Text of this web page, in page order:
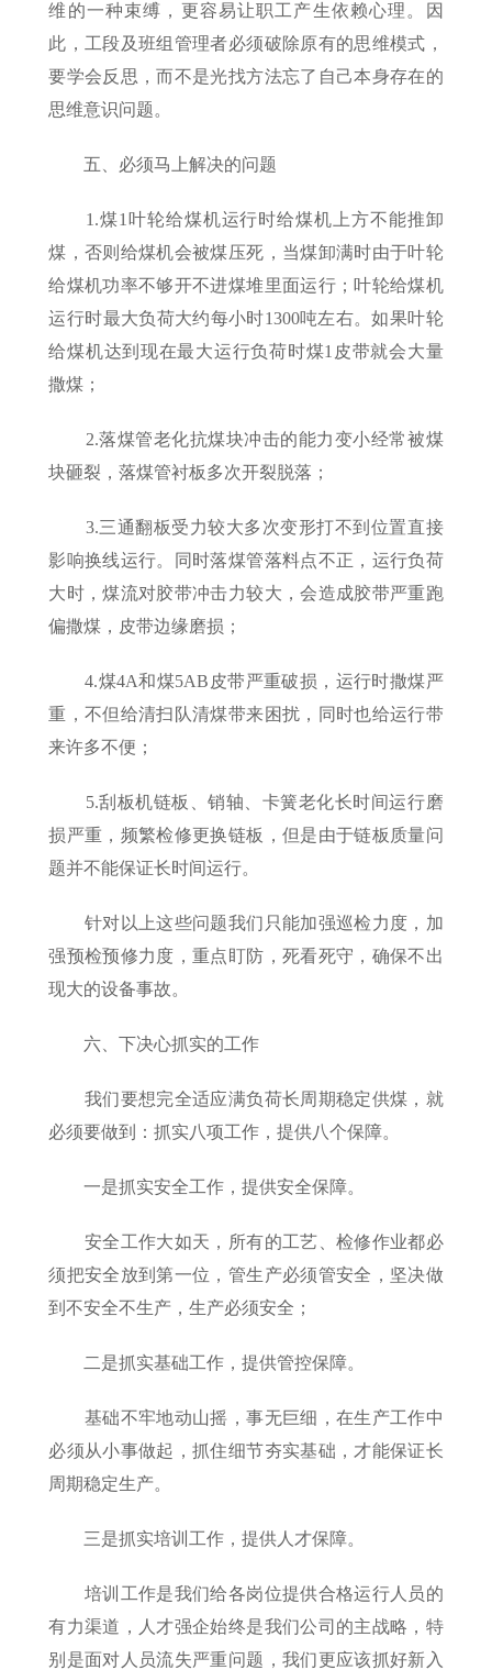
维的一种束缚，更容易让职工产生依赖心理。因
此，工段及班组管理者必须破除原有的思维模式，
要学会反思，而不是光找方法忘了自己本身存在的
思维意识问题。
五、必须马上解决的问题
1.煤1叶轮给煤机运行时给煤机上方不能推卸
煤，否则给煤机会被煤压死，当煤卸满时由于叶轮
给煤机功率不够开不进煤堆里面运行；叶轮给煤机
运行时最大负荷大约每小时1300吨左右。如果叶轮
给煤机达到现在最大运行负荷时煤1皮带就会大量
撒煤；
2.落煤管老化抗煤块冲击的能力变小经常被煤
块砸裂，落煤管衬板多次开裂脱落；
3.三通翻板受力较大多次变形打不到位置直接
影响换线运行。同时落煤管落料点不正，运行负荷
大时，煤流对胶带冲击力较大，会造成胶带严重跑
偏撒煤，皮带边缘磨损；
4.煤4A和煤5AB皮带严重破损，运行时撒煤严
重，不但给清扫队清煤带来困扰，同时也给运行带
来许多不便；
5.刮板机链板、销轴、卡簧老化长时间运行磨
损严重，频繁检修更换链板，但是由于链板质量问
题并不能保证长时间运行。
针对以上这些问题我们只能加强巡检力度，加
强预检预修力度，重点盯防，死看死守，确保不出
现大的设备事故。
六、下决心抓实的工作
我们要想完全适应满负荷长周期稳定供煤，就
必须要做到：抓实八项工作，提供八个保障。
一是抓实安全工作，提供安全保障。
安全工作大如天，所有的工艺、检修作业都必
须把安全放到第一位，管生产必须管安全，坚决做
到不安全不生产，生产必须安全；
二是抓实基础工作，提供管控保障。
基础不牢地动山摇，事无巨细，在生产工作中
必须从小事做起，抓住细节夯实基础，才能保证长
周期稳定生产。
三是抓实培训工作，提供人才保障。
培训工作是我们给各岗位提供合格运行人员的
有力渠道，人才强企始终是我们公司的主战略，特
别是面对人员流失严重问题，我们更应该抓好新入